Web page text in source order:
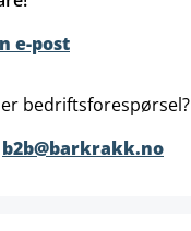
e-post
bedriftsforespørsel?
b2b@barkrakk.no